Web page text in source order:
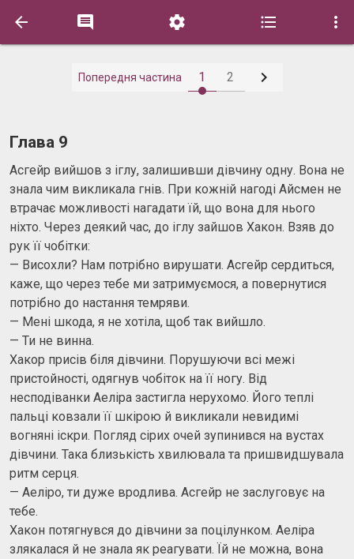
    
Попередня частина 1 2 
Глава 9
Асгейр вийшов з іглу, залишивши дівчину одну. Вона не
знала чим викликала гнів. При кожній нагоді Айсмен не
втрачає можливості нагадати їй, що вона для нього
ніхто. Через деякий час, до іглу зайшов Хакон. Взяв до
рук її чобітки:
— Висохли? Нам потрібно вирушати. Асгейр сердиться,
каже, що через тебе ми затримуємося, а повернутися
потрібно до настання темряви.
— Мені шкода, я не хотіла, щоб так вийшло.
— Ти не винна.
Хакор присів біля дівчини. Порушуючи всі межі
пристойності, одягнув чобіток на її ногу. Від
несподіванки Аеліра застигла нерухомо. Його теплі
пальці ковзали її шкірою й викликали невидимі
вогняні іскри. Погляд сірих очей зупинився на вустах
дівчини. Така близькість хвилювала та пришвидшувала
ритм серця.
— Аеліро, ти дуже вродлива. Асгейр не заслуговує на
тебе.
Хакон потягнувся до дівчини за поцілунком. Аеліра
злякалася й не знала як реагувати. Їй не можна, вона